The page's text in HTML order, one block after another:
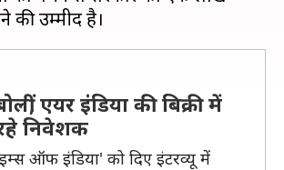
एयर इंडिया की बिक्री में
निवेशक
ऑफ इंडिया' को दिए इंटरव्यू में